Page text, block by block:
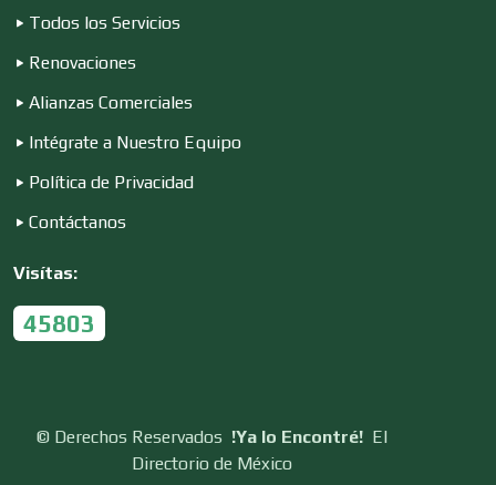
Empaques y Embalajes
Todos los Servicios
Renovaciones
Alianzas Comerciales
Intégrate a Nuestro Equipo
Política de Privacidad
Contáctanos
Visítas:
45803
© Derechos Reservados !Ya lo Encontré! El
Directorio de México